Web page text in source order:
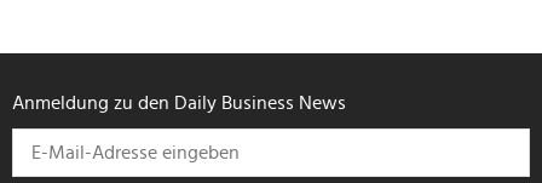
Anmeldung zu den Daily Business News